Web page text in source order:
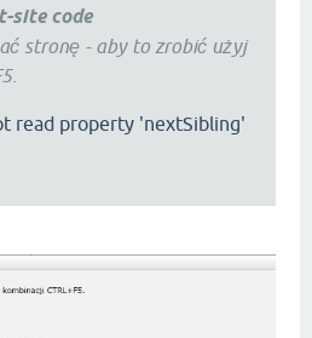
site code
stronę - aby to zrobić użyj
read property 'nextSibling'